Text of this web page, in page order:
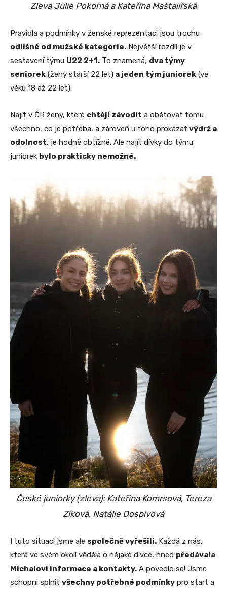
Zleva Julie Pokorná a Kateřina Maštalířská
Pravidla a podmínky v ženské reprezentaci jsou trochu
odlišné od mužské kategorie. Největší rozdíl je v
sestavení týmu U22 2+1. To znamená, dva týmy
seniorek (ženy starší 22 let) a jeden tým juniorek (ve
věku 18 až 22 let).
Najít v ČR ženy, které chtějí závodit a obětovat tomu
všechno, co je potřeba, a zároveň u toho prokázat výdrž a
odolnost, je hodně obtížné. Ale najít dívky do týmu
juniorek bylo prakticky nemožné.
České juniorky (zleva): Kateřina Komrsová, Tereza
Zíková, Natálie Dospivová
I tuto situaci jsme ale společně vyřešili. Každá z nás,
která ve svém okolí věděla o nějaké dívce, hned předávala
Michalovi informace a kontakty. A povedlo se! Jsme
schopni splnit všechny potřebné podmínky pro start a